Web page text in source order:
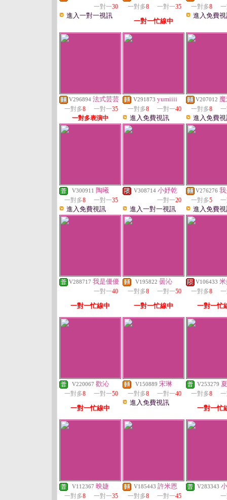
一對一30
進入一對一視訊
一對多8 一對一35
一對一忙線中
一對多8
進入免費
V296894 法式芸芸
一對多8 一對一35
一對多表演中
V291873 yumiiii
一對多8 一對一40
進入免費視訊
V207012
一對多8
進入免費
V300911 陶曦
一對多8 一對一35
進入免費視訊
V308714 小妤乾
一對一20
進入一對一視訊
V276276
一對多5
進入免費
V288717 我是優優
一對一40
一對一忙線中
V195822 曇沁
一對多8 一對一50
一對一忙線中
V106433
一對多8
一對一忙
V220067 歡沁
一對多8 一對一50
一對一忙線中
V150889 宋琳
一對多8 一對一40
進入免費視訊
V253279
一對多8
一對一忙
V112367 映婕
一對多8 一對一35
V185443 許米恩
一對多8 一對一45
V283343